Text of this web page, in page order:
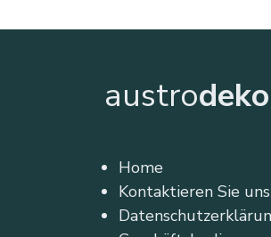
austro
Home
Kontaktieren Sie uns